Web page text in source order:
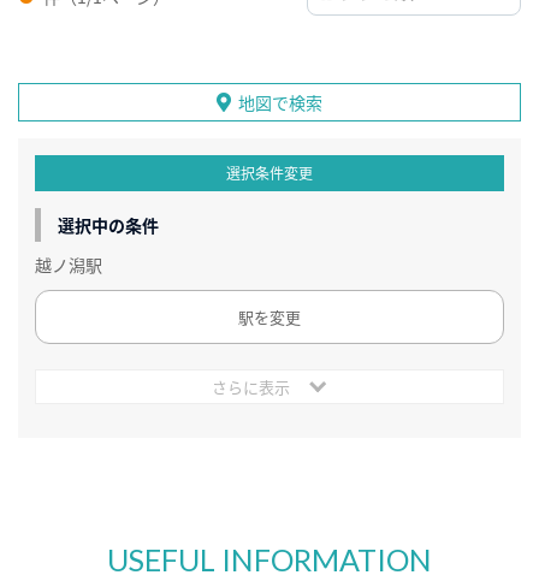
地図で検索
選択条件変更
選択中の条件
越ノ潟駅
駅を変更
さらに表示
USEFUL INFORMATION